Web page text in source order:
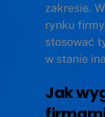
zakresie.
rynku
stosować
w stanie
Jak